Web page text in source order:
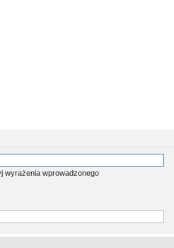
wyrażenia wprowadzonego